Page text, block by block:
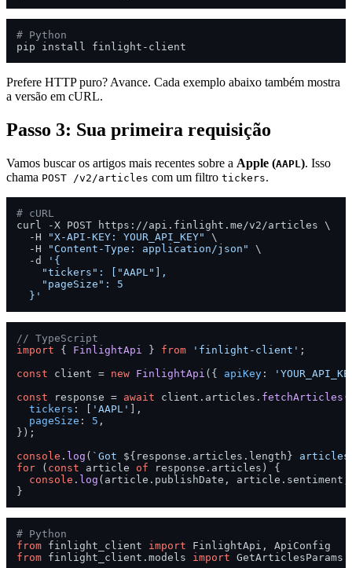
# Python
Prefere HTTP puro? Avance. Cada exemplo abaixo também mostra
a versão em cURL.
Passo 3: Sua primeira requisição
Vamos buscar os artigos mais recentes sobre a Apple (AAPL ). Isso
chama POST /v2/articles com um filtro tickers.
# cURL
curl -X POST https://api.finlight.me/v2/articles \
  -H
"X-API-KEY: YOUR_API_KEY"
\
  -H
"Content-Type: application/json"
\
  -d
'{
    "tickers": ["AAPL"],
    "pageSize": 5
  }'
// TypeScript
import { FinlightApi } from 'finlight-client' ;
const client = new FinlightApi ({ apiKey :
const response = await client. articles . fetchArticles
tickers : [ 'AAPL'
],
pageSize : 5 ,
});
console . log ( `Got ${response.articles.length}
for ( const article of response. articles ) {
console . log (article. publishDate , article. sentiment
# Python
from finlight_client import
from finlight_client.models import GetArticlesParams